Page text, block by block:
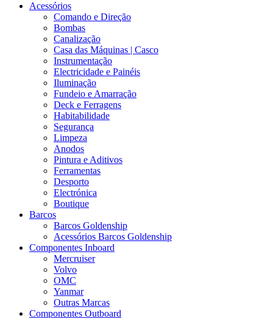
Acessórios
Comando e Direção
Bombas
Canalização
Casa das Máquinas | Casco
Instrumentação
Electricidade e Painéis
Iluminação
Fundeio e Amarração
Deck e Ferragens
Habitabilidade
Segurança
Limpeza
Anodos
Pintura e Aditivos
Ferramentas
Desporto
Electrónica
Boutique
Barcos
Barcos Goldenship
Acessórios Barcos Goldenship
Componentes Inboard
Mercruiser
Volvo
OMC
Yanmar
Outras Marcas
Componentes Outboard